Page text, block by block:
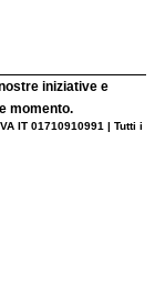
iniziative e
momento.
IT 01710910991 | Tutti i